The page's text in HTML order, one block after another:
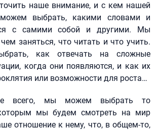
наше внимание, и с кем нашей
выбрать, какими словами и
с самими собой и другими. Мы
заняться, что читать и что учить.
как отвечать на сложные
когда они появляются, и как их
или возможности для роста…
всего, мы можем выбрать то
мы будем смотреть на мир
отношение к нему, что, в общем-то,